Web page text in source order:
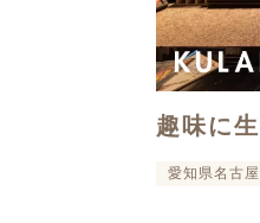
趣味に
愛知県名古